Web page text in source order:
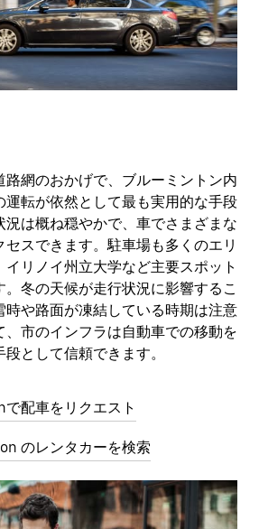
路網のおかげで、ブルーミントン内
運転が依然として最も実用的な手段
況は概ね穏やかで、車でさまざまな
セスできます。駐車場も多くのエリ
リノイ州立大学など主要スポット
冬の天候が走行状況に影響するこ
時や路面が凍結している時期は注意
、市のインフラは自動車での移動を
として信頼できます。
配車をリクエスト
のレンタカーを検索